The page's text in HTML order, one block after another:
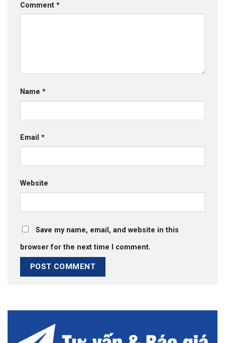
Comment *
Name *
Email *
Website
Save my name, email, and website in this
browser for the next time I comment.